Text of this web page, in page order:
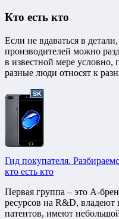
Кто есть кто
Если не вдаваться в
производителей можно
в известной мере
разные люди относят к
Гид покупателя.
кто есть кто
Первая группа – это А-
ресурсов на R&D, владеют
патентов, имеют